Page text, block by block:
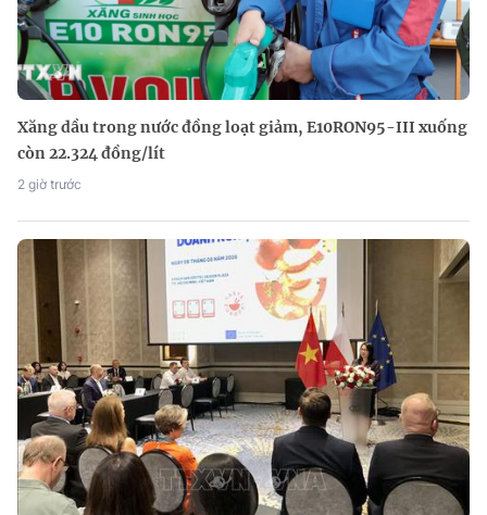
Xăng dầu trong nước đồng loạt giảm, E10RON95-III xuống
còn 22.324 đồng/lít
2 giờ trước